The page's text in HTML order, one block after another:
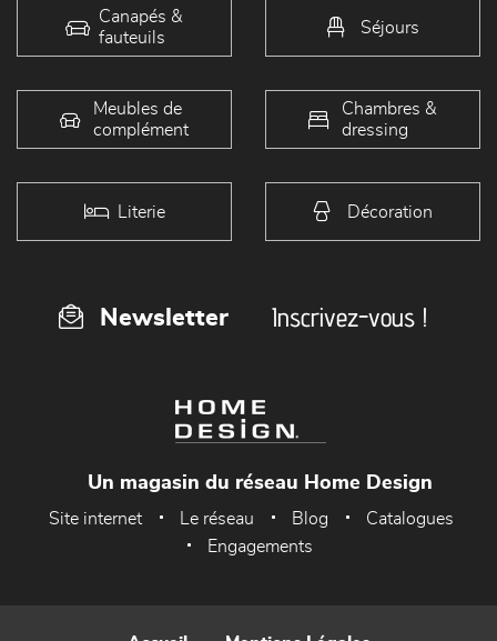
Canapés &
fauteuils
Séjours
Meubles de
complément
Chambres &
dressing
Literie Décoration
Newsletter Inscrivez-vous !
Un magasin du réseau Home Design
Site internet Le réseau Blog
Catalogues
Engagements